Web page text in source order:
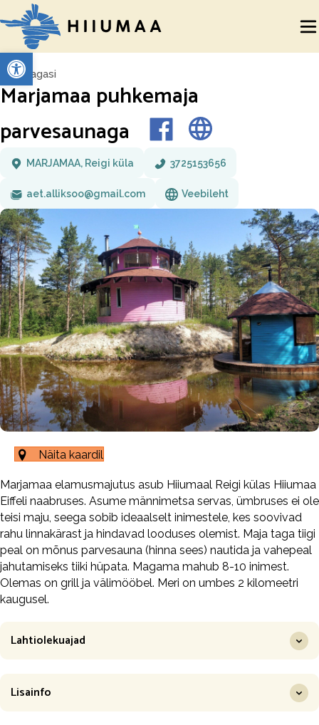
Open toolbar
Tagasi
Marjamaa puhkemaja
parvesaunaga
MARJAMAA, Reigi küla 3725153656
aet.alliksoo@gmail.com Veebileht
Näita kaardil
Marjamaa elamusmajutus asub Hiiumaal Reigi külas Hiiumaa
Eiffeli naabruses. Asume männimetsa servas, ümbruses ei ole
teisi maju, seega sobib ideaalselt inimestele, kes soovivad
rahu linnakärast ja hindavad looduses olemist. Maja taga tiigi
peal on mõnus parvesauna (hinna sees) nautida ja vahepeal
jahutamiseks tiiki hüpata. Magama mahub 8-10 inimest.
Olemas on grill ja välimööbel. Meri on umbes 2 kilomeetri
kaugusel.
Lahtiolekuajad
Lisainfo